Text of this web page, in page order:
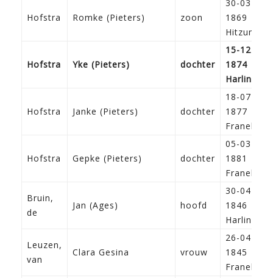
Hofstra Romke (Pieters) zoon
30-03-
1869
Hitzum
Hofstra Yke (Pieters) dochter
15-12-
1874
Harlingen
Hofstra Janke (Pieters) dochter
18-07-
1877
Franeker
Hofstra Gepke (Pieters) dochter
05-03-
1881
Franeker
Bruin,
de
Jan (Ages) hoofd
30-04-
1846
Harlingen
Leuzen,
van
Clara Gesina vrouw
26-04-
1845
Franeker